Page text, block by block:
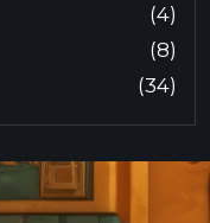
(4)
(8)
(34)